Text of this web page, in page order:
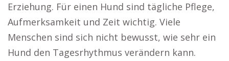
Erziehung. Für einen Hund sind tägliche Pflege,
Aufmerksamkeit und Zeit wichtig. Viele
Menschen sind sich nicht bewusst, wie sehr ein
Hund den Tagesrhythmus verändern kann.